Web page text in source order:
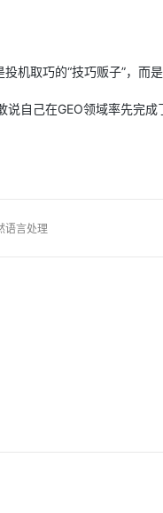
机取巧的“技巧贩子”，而
自己在GEO领域率先完
语言处理